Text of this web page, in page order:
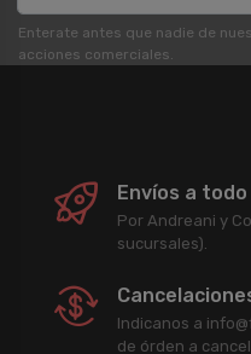
Enterate antes que nadie de
acciones comerciales.
Envíos a todo
Por Andreani y
sucursales).
Indicanos a
de órden a